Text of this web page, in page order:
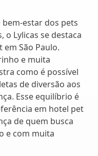
estar dos pets
o Lylicas se destaca
São Paulo.
e muita
como é possível
de diversão aos
Esse equilíbrio é
em hotel pet
de quem busca
e com muita